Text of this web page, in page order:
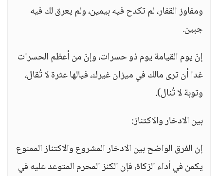
ومفاوز القفار، لم تكدح فيه بيمين، ولم يعرق لك فيه
جبين.
إنّ يوم القيامة يوم ذو حسرات، وإنّ من أعظم الحسرات
غدا أن ترى مالك في ميزان غيرك، فيالها عثرة لا تُقال،
وتوبة لا تُنال).
بين الادخار والاكتناز:
إن الفرق الواضح بين الادخار المشروع والاكتناز الممنوع
يكمن في أداء الزكاة، فإن الكنز المحرم المتوعد عليه في